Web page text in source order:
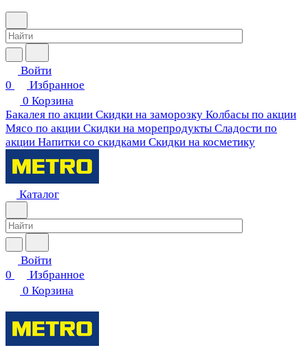
Войти
0
Избранное
0 Корзина
Бакалея по акции Скидки на заморозку Колбасы по акции
Мясо по акции Скидки на морепродукты Сладости по
акции Напитки со скидками Скидки на косметику
Каталог
Войти
0
Избранное
0 Корзина